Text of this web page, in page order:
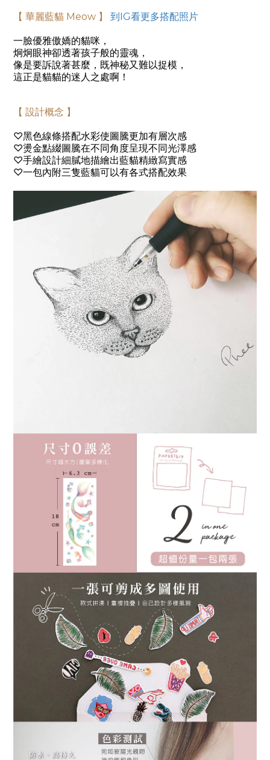
【 華麗藍貓 Meow 】 到IG看更多搭配照片
一臉優雅傲嬌的貓咪，
炯炯眼神卻透著孩子般的靈魂，
像是要訴說著甚麼， 既神秘又難以捉模，
這正是貓貓的迷人之處啊！
【 設計概念 】
♡黑色線條搭配水彩使圖騰更加有層次感
♡燙金點綴圖騰在不同角度呈現不同光澤感
♡手繪設計細膩地描繪出藍貓精緻寫實感
♡一包內附三隻藍貓可以有各式搭配效果